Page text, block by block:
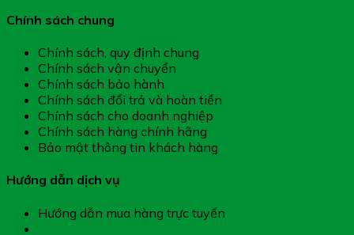
Chính sách chung
Chính sách, quy định chung
Chính sách vận chuyển
Chính sách bảo hành
Chính sách đổi trả và hoàn tiền
Chính sách cho doanh nghiệp
Chính sách hàng chính hãng
Bảo mật thông tin khách hàng
Hướng dẫn dịch vụ
Hướng dẫn mua hàng trực tuyến